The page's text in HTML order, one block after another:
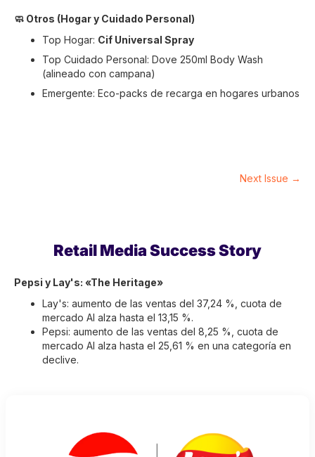
🧼 Otros (Hogar y Cuidado Personal)
Top Hogar: Cif Universal Spray
Top Cuidado Personal: Dove 250ml Body Wash
(alineado con campana)
Emergente: Eco-packs de recarga en hogares urbanos
Next Issue →
Retail Media Success Story
Pepsi y Lay's: «The Heritage»
Lay's: aumento de las ventas del 37,24 %, cuota de
mercado AI alza hasta el 13,15 %.
Pepsi: aumento de las ventas del 8,25 %, cuota de
mercado AI alza hasta el 25,61 % en una categoría en
declive.